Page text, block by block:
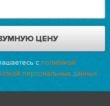
с политикой
персональных данных